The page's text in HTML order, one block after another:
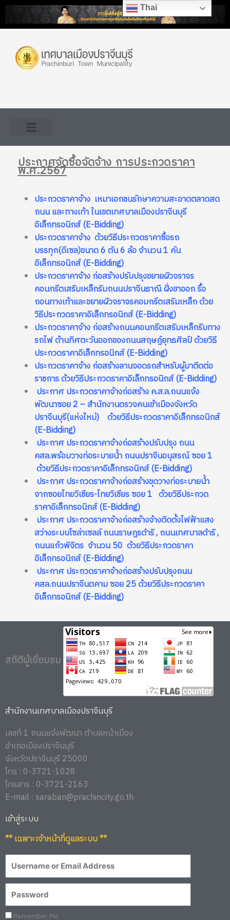
Skip
content
ประกาศจัดซื้อจัดจ้าง การประกวดราคา
พ.ศ.2567
ประกวดราคาจ้าง เหมาเอกชนรักษาความสะอาดตลาดสด
ถนน และทางเท้า ในเขตเทศบาลเมืองปราจีนบุรี
อิเล็กทรอนิกส์ (E-Bidding)
ประกวดราคาจ้าง ด้วยวิธีประกวดราคาซื้อรถ
บรรทุก(ดีเซล)ขนาด 6 ตัน 6 ล้อ จำนวน 1 คัน
อิเล็กทรอนิกส์ (E-Bidding)
ประกวดราคาจ้าง ก่อสร้างปรับปรุงขยายผิวจราจร
คอนกรีตเสริมเหล็กริมถนนปราจีนธาณี ฝั่งขาออก รื้อ
ถอนทางเท้าและขยายผิวจราจรคอมกรีตเสริมเหล็ก ด้วย
วิธีประกวดราคาอิเล็กทรอนิกส์ (E-Bidding)
ประกวดราคาจ้าง ก่อสร้างถนนคอนกรีตเสริมเหล็กริมทาง
รถไฟ ด้านทิศตะวันออกของถนนสฤษฎ์ยุทธศิลป์ ด้วยวิธี
ประกวดราคาอิเล็กทรอนิกส์ (E-Bidding)
ประกวดราคาจ้าง ก่อสร้างลานจอดรถสำหรับผู้มาติดต่อ
ราชการ ด้วยวิธีประกวดราคาอิเล็กทรอนิกส์ (E-Bidding)
ประกาศ ประกวดราคาจ้างก่อสร้าง ค.ส.ล.ถนนแจ้ง
พัฒนาซอย 2 – สำนักงานตรวจคนเข้าเมืองจังหวัด
ปราจีนบุรี(แห่งใหม่) ด้วยวิธีประกวดราคาอิเล็กทรอนิกส์
(E-Bidding)
ประกาศ ประกวดราคาจ้างก่อสร้างปรับปรุง ถนน
คสล.พร้อมวางท่อระบายน้ำ ถนนปราจีนอนุสรณ์ ซอย 1
ด้วยวิธีประกวดราคาอิเล็กทรอนิกส์ (E-Bidding)
ประกาศ ประกวดราคาจ้างก่อสร้างขุดวางท่อระบายน้ำ
จากซอยไทยวิเชียร-ไทยวิเชียร ซอย 1 ด้วยวิธีประกวด
ราคาอิเล็กทรอนิกส์ (E-Bidding)
ประกาศ ประกวดราคาจ้างก่อสร้างจ้างติดตั้งไฟฟ้าแสง
สว่างระบบโซล่าเซลล์ ถนนราษฎรดำริ , ถนนเทศบาลดำริ ,
ถนนแก้วพิจิตร จำนวน 50 ด้วยวิธีประกวดราคา
อิเล็กทรอนิกส์ (E-Bidding)
ประกาศ ประกวดราคาจ้างก่อสร้างปรับปรุงถนน
คสล.ถนนปราจีนตคาม ซอย 25 ด้วยวิธีประกวดราคา
อิเล็กทรอนิกส์ (E-Bidding)
สถิติผู้เยี่ยมชม
สำนักงานเทศบาลเมืองปราจีนบุรี
เลขที่ 1 ถนนแจ้งพัฒนา ตำบลหน้าเมือง
อำเภอเมืองปราจีนบุรี
จังหวัดปราจีนบุรี 25000
โทร : 0-3721-1028
โทรสาร : 0-3721-2163
E-mail : saraban@prachincity.go.th
เข้าสู่ระบบ
** เฉพาะเจ้าหน้าที่ดูแลระบบ **
Remember Me
Thai